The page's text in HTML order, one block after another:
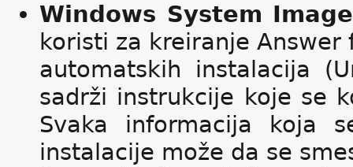
Windows System
koristi za kreiranje
automatskih instalacija
sadrži instrukcije koje se
Svaka informacija koja
instalacije može da se